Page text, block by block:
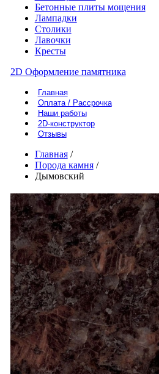
Бетонные плиты мощения
Лампадки
Столики
Лавочки
Кресты
2D Оформление памятника
Главная
Оплата / Рассрочка
Наши работы
2D-конструктор
Отзывы
Главная /
Порода камня /
Дымовский